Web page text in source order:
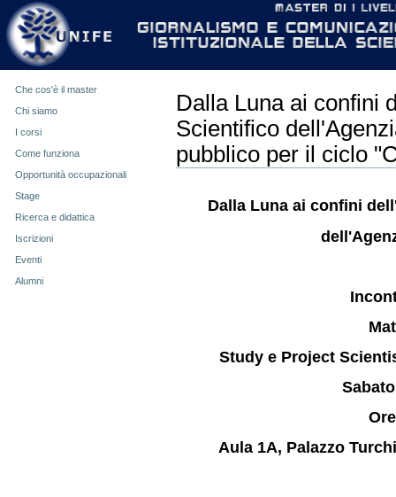
Salta
contenuti.
Salta
navigazione
Strumenti
personali
Che cos'è il master
Chi siamo
I corsi
Come funziona
Opportunità occupazionali
Stage
Ricerca e didattica
Iscrizioni
Eventi
Alumni
Dalla Luna ai confini
Scientifico
pubblico per il ciclo
Dalla Luna ai confini
Study e Project
Aula 1A, Palazzo